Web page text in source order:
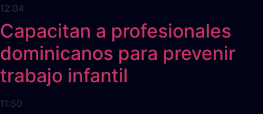
12:04
Capacitan a profesionales
dominicanos para prevenir
trabajo infantil
11:50